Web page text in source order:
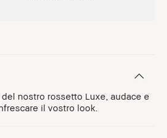
nostro rossetto Luxe, audace e
il vostro look.